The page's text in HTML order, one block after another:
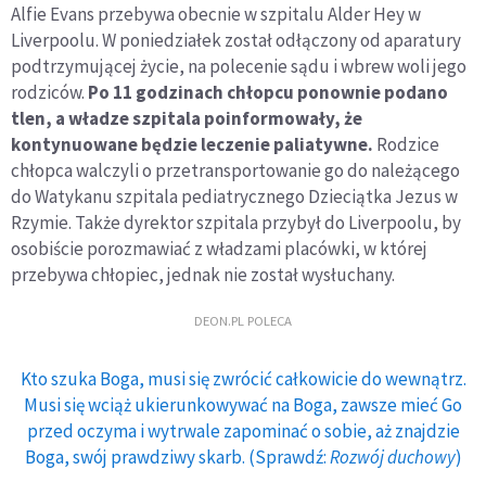
Alfie Evans przebywa obecnie w szpitalu Alder Hey w
Liverpoolu. W poniedziałek został odłączony od aparatury
podtrzymującej życie, na polecenie sądu i wbrew woli jego
rodziców. Po 11 godzinach chłopcu ponownie podano
tlen, a władze szpitala poinformowały, że
kontynuowane będzie leczenie paliatywne. Rodzice
chłopca walczyli o przetransportowanie go do należącego
do Watykanu szpitala pediatrycznego Dzieciątka Jezus w
Rzymie. Także dyrektor szpitala przybył do Liverpoolu, by
osobiście porozmawiać z władzami placówki, w której
przebywa chłopiec, jednak nie został wysłuchany.
DEON.PL POLECA
Kto szuka Boga, musi się zwrócić całkowicie do wewnątrz.
Musi się wciąż ukierunkowywać na Boga, zawsze mieć Go
przed oczyma i wytrwale zapominać o sobie, aż znajdzie
Boga, swój prawdziwy skarb. (Sprawdź:Rozwój duchowy)